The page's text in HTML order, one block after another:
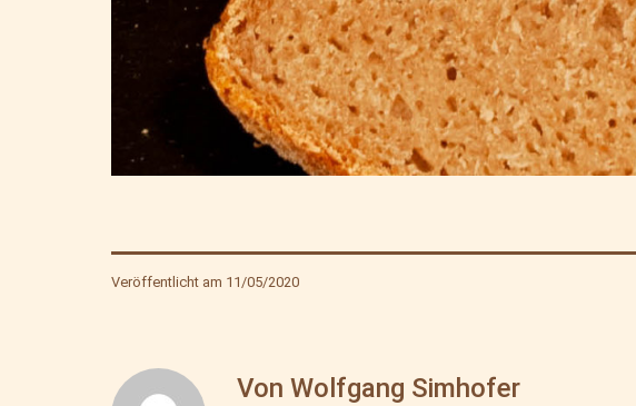
Veröffentlicht am 11/05/2020
Von Wolfgang Simhofer